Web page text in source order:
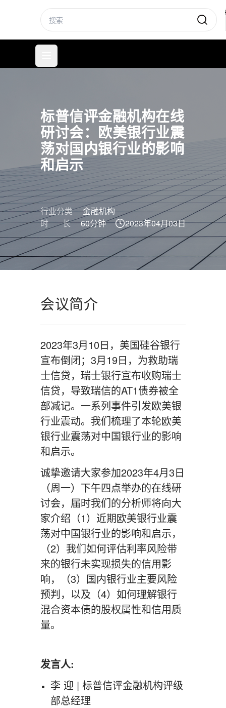
标普信评
标普信评金融机构在线
研讨会：欧美银行业震
荡对国内银行业的影响
和启示
行业分类
金融机构
时 长
60分钟 2023年04月03日
会议简介
2023年3月10日，美国硅谷银行
宣布倒闭；3月19日，为救助瑞
士信贷，瑞士银行宣布收购瑞士
信贷，导致瑞信的AT1债券被全
部减记。一系列事件引发欧美银
行业震动。我们梳理了本轮欧美
银行业震荡对中国银行业的影响
和启示。
诚挚邀请大家参加2023年4月3日
（周一）下午四点举办的在线研
讨会，届时我们的分析师将向大
家介绍（1）近期欧美银行业震
荡对中国银行业的影响和启示，
（2）我们如何评估利率风险带
来的银行未实现损失的信用影
响，（3）国内银行业主要风险
预判，以及（4）如何理解银行
混合资本债的股权属性和信用质
量。
发言人:
李 迎 | 标普信评金融机构评级
部总经理